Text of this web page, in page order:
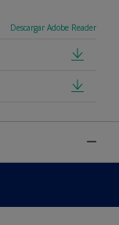
Descargar Adobe Reader